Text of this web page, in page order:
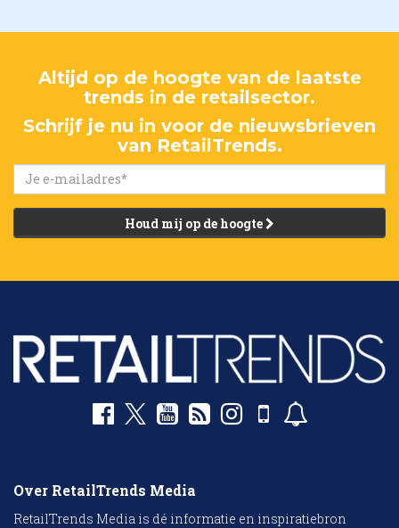
Altijd op de hoogte van de laatste
trends in de retailsector.
Schrijf je nu in voor de nieuwsbrieven
van RetailTrends.
Houd mij op de hoogte
Over RetailTrends Media
RetailTrends Media is dé informatie en inspiratiebron